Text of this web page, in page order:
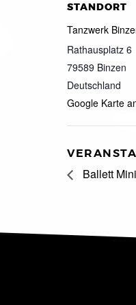
STANDORT
Tanzwerk
Rathausplatz 6
79589 Binzen
Deutschland
Google Karte
Ballett